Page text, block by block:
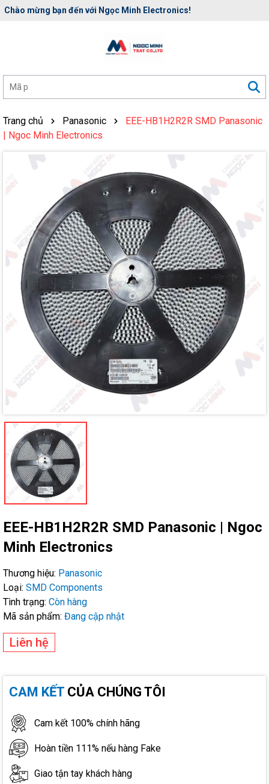
Chào mừng bạn đến với Ngọc Minh Electronics!
Rất nhiều ưu đãi và chương trình khuyến mãi đang chờ đợi bạn
Trang chủ Panasonic
EEE-HB1H2R2R SMD Panasonic
| Ngoc Minh Electronics
EEE-HB1H2R2R SMD Panasonic | Ngoc
Minh Electronics
Thương hiệu: Panasonic
Loại: SMD Components
Tình trạng: Còn hàng
Mã sản phẩm: Đang cập nhật
Liên hệ
CAM KẾT CỦA CHÚNG TÔI
Cam kết 100% chính hãng
Hoàn tiền 111% nếu hàng Fake
Giao tận tay khách hàng
Mã giảm giá:
Ngày hết hạn:
Điều kiện: